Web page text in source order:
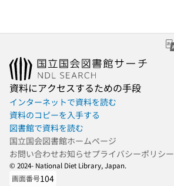
資料にアクセスするための手段
インターネットで資料を読む
資料のコピーを入手する
図書館で資料を読む
国立国会図書館ホームページ
お問い合わせお知らせプライバシーポリシー
© 2024- National Diet Library, Japan.
画面番号104